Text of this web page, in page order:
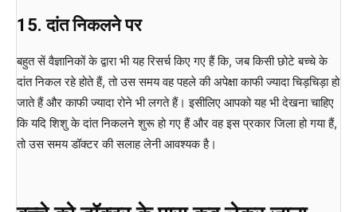
15. दांत निकलने पर
बहुत सें वैज्ञानिकों के द्वारा भी यह रिसर्च किए गए हैं कि, जब किसी छोटे बच्चे के
दांत निकल रहे होते हैं, तो उस समय वह पहले की अपेक्षा काफी ज्यादा चिड़चिड़ा हो
जाते हैं और काफी ज्यादा रोने भी लगते हैं। इसीलिए आपको यह भी देखना चाहिए
कि यदि शिशु के दांत निकलने शुरू हो गए हैं और वह इस प्रकार जिला हो गया हैं,
तो उस समय डॉक्टर की सलाह लेनी आवश्यक है।